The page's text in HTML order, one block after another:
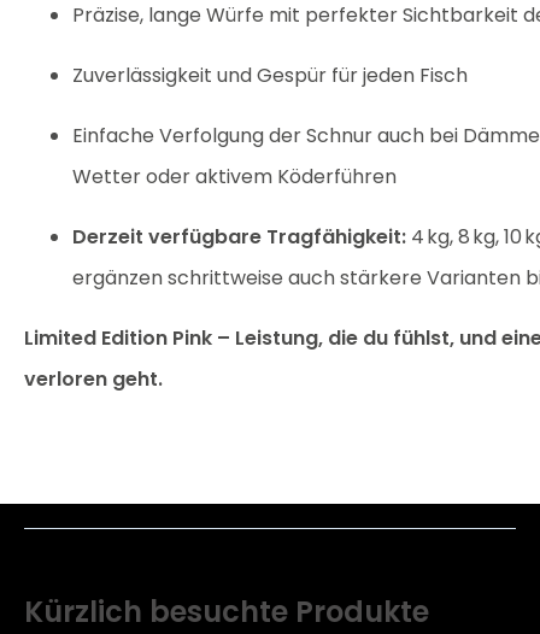
Präzise, lange Würfe mit perfekter Sichtbarkeit
Zuverlässigkeit und Gespür für jeden Fisch
Einfache Verfolgung der Schnur auch bei
Wetter oder aktivem Köderführen
Derzeit verfügbare Tragfähigkeit: 4 kg, 8 kg, 10
ergänzen schrittweise auch stärkere Varianten
Limited Edition Pink – Leistung, die du fühlst, und
verloren geht.
Kürzlich besuchte Produkte